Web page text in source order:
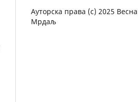
Ауторска права (c) 2025 Весна
Мрдаљ